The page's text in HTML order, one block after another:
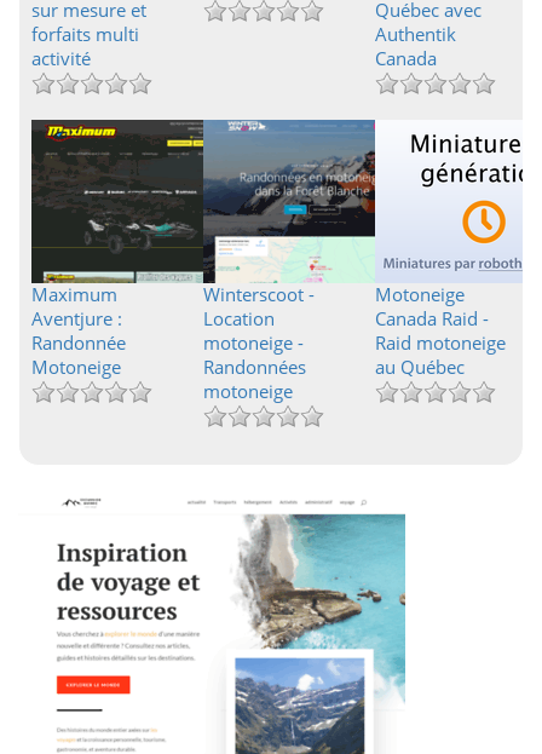
sur mesure et
forfaits multi
activité
Québec avec
Authentik
Canada
Maximum
Aventjure :
Randonnée
Motoneige
Winterscoot -
Location
motoneige -
Randonnées
motoneige
Motoneige
Canada Raid -
Raid motoneige
au Québec